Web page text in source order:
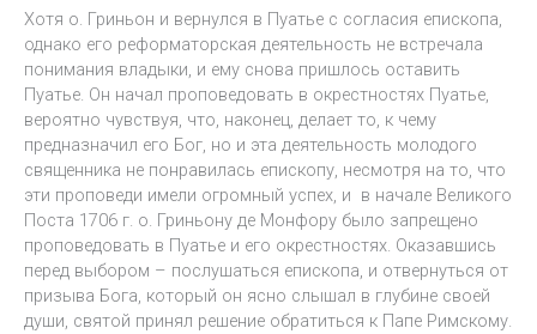
Хотя о. Гриньон и вернулся в Пуатье с согласия епископа,
однако его реформаторская деятельность не встречала
понимания владыки, и ему снова пришлось оставить
Пуатье. Он начал проповедовать в окрестностях Пуатье,
вероятно чувствуя, что, наконец, делает то, к чему
предназначил его Бог, но и эта деятельность молодого
священника не понравилась епископу, несмотря на то, что
эти проповеди имели огромный успех, и в начале Великого
Поста 1706 г. о. Гриньону де Монфору было запрещено
проповедовать в Пуатье и его окрестностях. Оказавшись
перед выбором – послушаться епископа, и отвернуться от
призыва Бога, который он ясно слышал в глубине своей
души, святой принял решение обратиться к Папе Римскому.